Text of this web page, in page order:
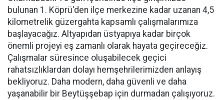
bulunan 1. Köprü'den ilçe merkezine kadar uzanan 4,5
kilometrelik güzergahta kapsamlı çalışmalarımıza
başlayacağız. Altyapıdan üstyapıya kadar birçok
önemli projeyi eş zamanlı olarak hayata geçireceğiz.
Çalışmalar süresince oluşabilecek geçici
rahatsızlıklardan dolayı hemşehrilerimizden anlayış
bekliyoruz. Daha modern, daha güvenli ve daha
yaşanabilir bir Beytüşşebap için durmadan çalışıyoruz.